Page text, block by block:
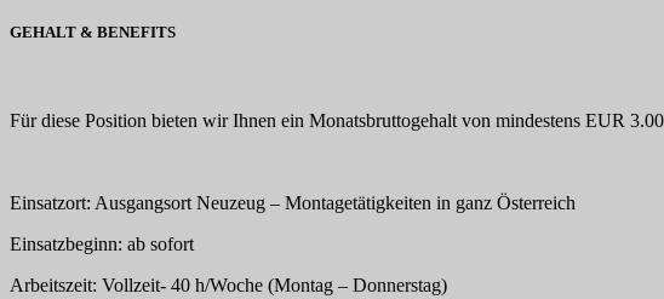
GEHALT & BENEFITS
Für diese Position bieten wir Ihnen ein Monatsbruttogehalt von mindestens EUR
Einsatzort: Ausgangsort Neuzeug – Montagetätigkeiten in ganz Österreich
Einsatzbeginn: ab sofort
Arbeitszeit: Vollzeit- 40 h/Woche (Montag – Donnerstag)